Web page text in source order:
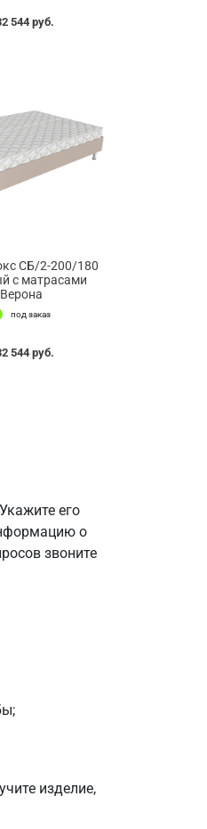
544 руб.
СБ/2-200/180
с матрасами
Верона
под заказ
544 руб.
его
о
звоните
изделие,